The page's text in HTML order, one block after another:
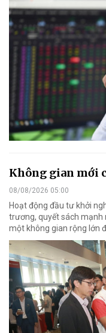
Không gian mới
08/08/2026 05:00
Hoạt động đầu tư khởi
trương, quyết sách mạnh
một không gian rộng lớn